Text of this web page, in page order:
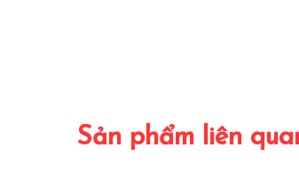
Sản phẩm liên